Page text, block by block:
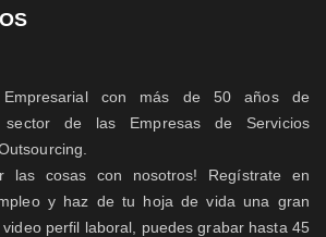
con más de 50 años de
de las Empresas de Servicios
las cosas con nosotros! Regístrate en
y haz de tu hoja de vida una gran
perfil laboral, puedes grabar hasta 45